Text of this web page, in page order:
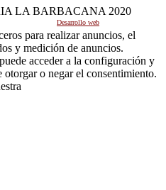
LA BARBACANA 2020
Desarrollo web
para realizar anuncios, el
y medición de anuncios.
acceder a la configuración y
otorgar o negar el consentimiento.